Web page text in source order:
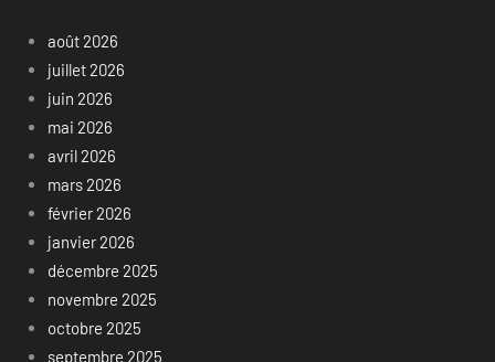
août 2026
juillet 2026
juin 2026
mai 2026
avril 2026
mars 2026
février 2026
janvier 2026
décembre 2025
novembre 2025
octobre 2025
septembre 2025